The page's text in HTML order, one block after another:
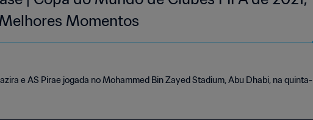
Momentos
e AS Pirae jogada no Mohammed Bin Zayed Stadium, Abu Dhabi, na quinta-